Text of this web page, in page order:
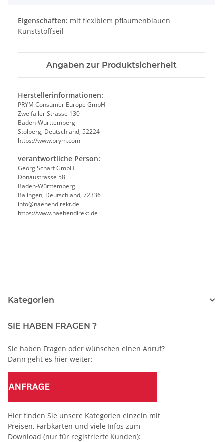
Eigenschaften: mit flexiblem pflaumenblauen
Kunststoffseil
Angaben zur Produktsicherheit
Herstellerinformationen:
PRYM Consumer Europe GmbH
Zweifaller Strasse 130
Baden-Württemberg
Stolberg, Deutschland, 52224
https://www.prym.com
verantwortliche Person:
Georg Scharf GmbH
Donaustrasse 58
Baden-Württemberg
Balingen, Deutschland, 72336
info@naehendirekt.de
https://www.naehendirekt.de
Kategorien
SIE HABEN FRAGEN ?
Sie haben Fragen oder wünschen einen Anruf?
Dann geht es hier weiter:
Hier finden Sie unsere Kategorien einzeln mit
Preisen, Farbkarten und viele Infos zum
Download (nur für registrierte Kunden):